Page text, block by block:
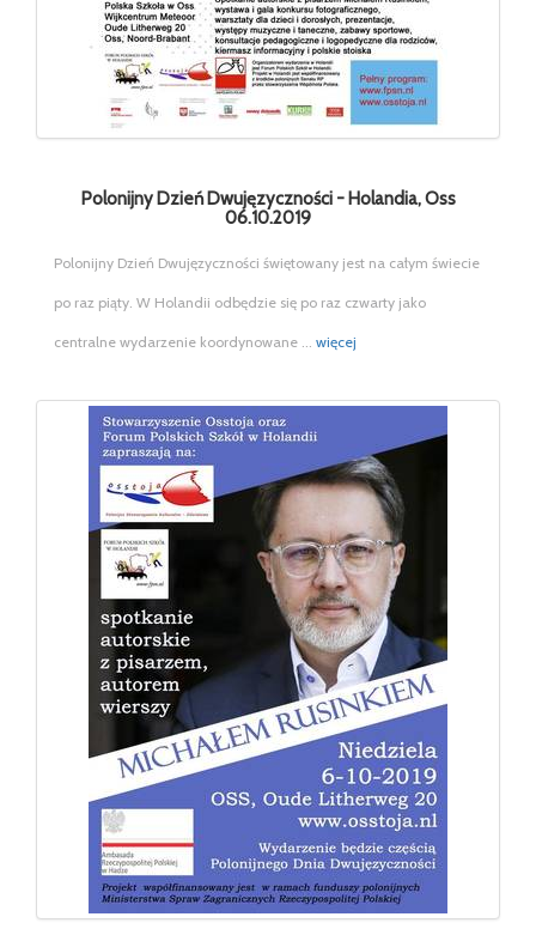
Polonijny Dzień Dwujęzyczności - Holandia, Oss
06.10.2019
Polonijny Dzień Dwujęzyczności świętowany jest na całym świecie
po raz piąty. W Holandii odbędzie się po raz czwarty jako
centralne wydarzenie koordynowane ... więcej